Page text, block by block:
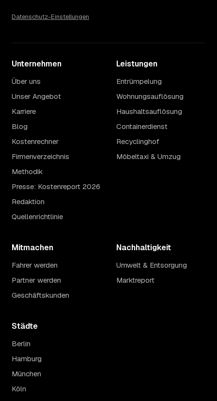
Datenschutz-Einstellungen
Unternehmen
Über uns
Unser Angebot
Karriere
Blog
Kostenrechner
Firmenverzeichnis
Methodik
Presse: Kostenreport 2026
Redaktion
Quellenrichtlinie
Leistungen
Entrümpelung
Wohnungsauflösung
Haushaltsauflösung
Containerdienst
Recyclinghof
Möbeltaxi & Umzug
Mitmachen
Fahrer werden
Partner werden
Geschäftskunden
Nachhaltigkeit
Umwelt & Entsorgung
Marktreport
Städte
Berlin
Hamburg
München
Köln